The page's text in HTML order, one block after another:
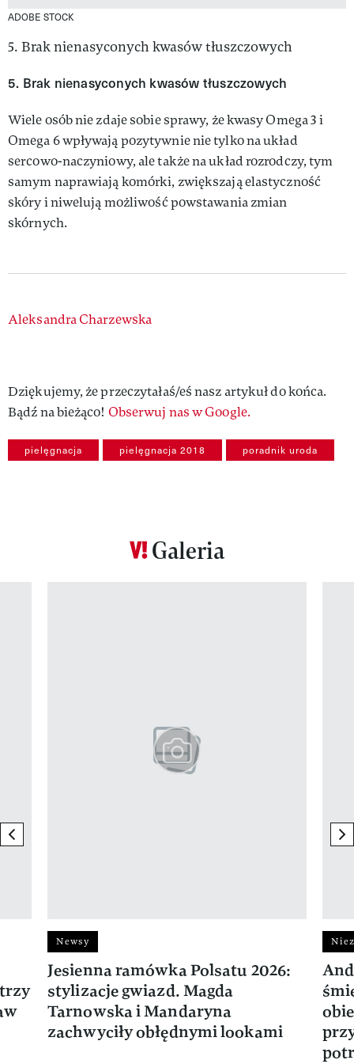
ADOBE STOCK
5. Brak nienasyconych kwasów tłuszczowych
5. Brak nienasyconych kwasów tłuszczowych
Wiele osób nie zdaje sobie sprawy, że kwasy Omega 3 i
Omega 6 wpływają pozytywnie nie tylko na układ
sercowo-naczyniowy, ale także na układ rozrodczy, tym
samym naprawiają komórki, zwiększają elastyczność
skóry i niwelują możliwość powstawania zmian
skórnych.
Authors
Aleksandra Charzewska
Dziękujemy, że przeczytałaś/eś nasz artykuł do końca.
Bądź na bieżąco! Obserwuj nas w Google.
pielęgnacja pielęgnacja 2018 poradnik uroda
Galeria
previous element
Newsy
Jesienna ramówka Polsatu 2026:
stylizacje gwiazd. Magda
Tarnowska i Mandaryna
zachwyciły obłędnymi lookami